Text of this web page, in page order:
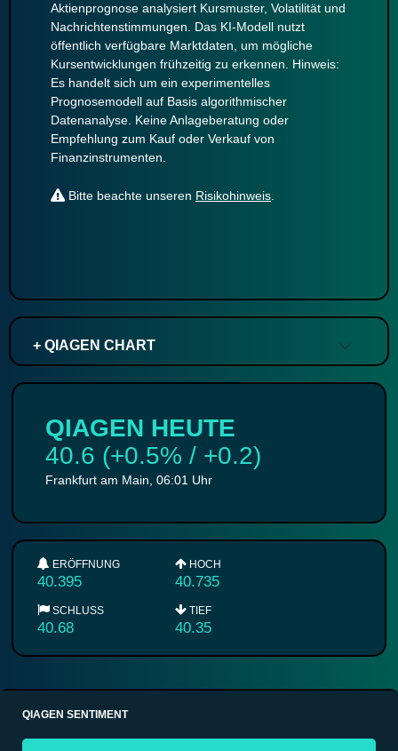
Aktienprognose analysiert Kursmuster, Volatilität und
Nachrichtenstimmungen. Das KI-Modell nutzt
öffentlich verfügbare Marktdaten, um mögliche
Kursentwicklungen frühzeitig zu erkennen. Hinweis:
Es handelt sich um ein experimentelles
Prognosemodell auf Basis algorithmischer
Datenanalyse. Keine Anlageberatung oder
Empfehlung zum Kauf oder Verkauf von
Finanzinstrumenten.
Bitte beachte unseren Risikohinweis
+ QIAGEN CHART
QIAGEN HEUTE
40.6 (+0.5% / +0.2)
Frankfurt am Main, 06:01 Uhr
ERÖFFNUNG
40.395
HOCH
40.735
SCHLUSS
40.68
TIEF
40.35
QIAGEN SENTIMENT